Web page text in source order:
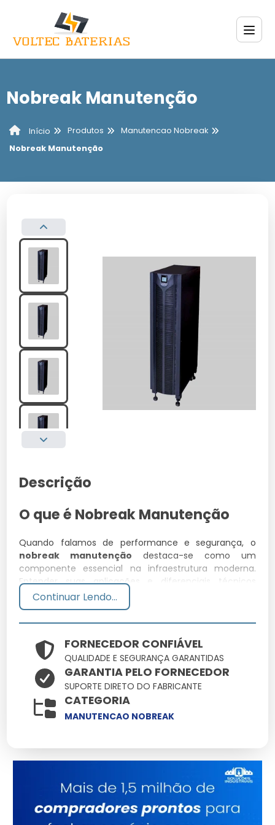
Nobreak Manutenção
Início Produtos
Manutencao Nobreak
Nobreak Manutenção
Descrição
O que é Nobreak Manutenção
Quando falamos de performance e segurança, o
nobreak manutenção destaca-se como um
componente essencial na infraestrutura moderna.
Entender suas aplicações e diferenciais técnicos
permite uma escolha muito mais assertiva para seus
desafios cotidianos.
Especificações Técnicas
Atributo Detalhes
Componentes
Ligas metálicas
ganho
Origem
Produto com garantia
de procedência e
suporte
Consultoria
Continuar Lendo...
FORNECEDOR CONFIÁVEL
QUALIDADE E SEGURANÇA GARANTIDAS
GARANTIA PELO FORNECEDOR
SUPORTE DIRETO DO FABRICANTE
CATEGORIA
MANUTENCAO NOBREAK